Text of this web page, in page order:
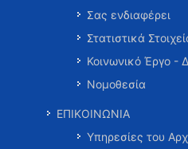
Σας ενδιαφέρει
Στατιστικά
Κοινωνικό Έργο -
Νομοθεσία
ΕΠΙΚΟΙΝΩΝΙΑ
Υπηρεσίες του